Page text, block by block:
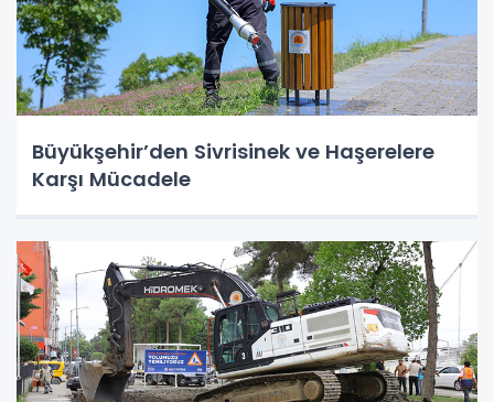
Büyükşehir’den Sivrisinek ve Haşerelere
Karşı Mücadele